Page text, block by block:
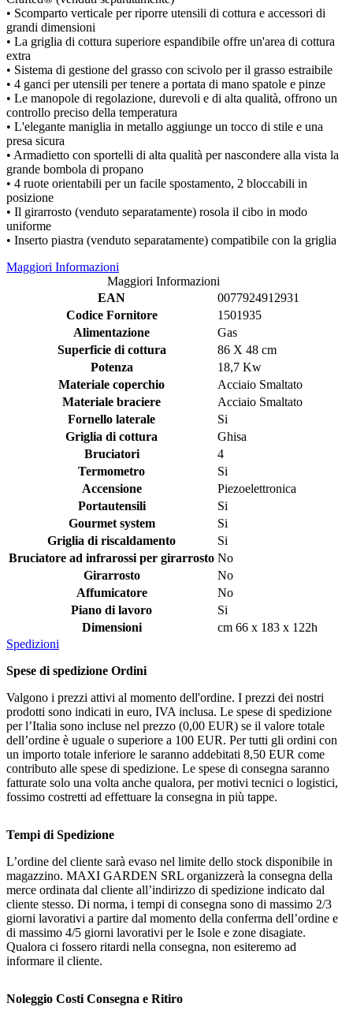
• Scomparto verticale per riporre utensili di cottura e accessori di
grandi dimensioni
• La griglia di cottura superiore espandibile offre un'area di cottura
extra
• Sistema di gestione del grasso con scivolo per il grasso estraibile
• 4 ganci per utensili per tenere a portata di mano spatole e pinze
• Le manopole di regolazione, durevoli e di alta qualità, offrono un
controllo preciso della temperatura
• L'elegante maniglia in metallo aggiunge un tocco di stile e una
presa sicura
• Armadietto con sportelli di alta qualità per nascondere alla vista la
grande bombola di propano
• 4 ruote orientabili per un facile spostamento, 2 bloccabili in
posizione
• Il girarrosto (venduto separatamente) rosola il cibo in modo
uniforme
• Inserto piastra (venduto separatamente) compatibile con la griglia
Maggiori Informazioni
Maggiori Informazioni
EAN
0077924912931
Codice Fornitore
1501935
Alimentazione
Gas
Superficie di cottura
86 X 48 cm
Potenza
18,7 Kw
Materiale coperchio
Acciaio Smaltato
Materiale braciere
Acciaio Smaltato
Fornello laterale
Si
Griglia di cottura
Ghisa
Bruciatori
4
Termometro
Si
Accensione
Piezoelettronica
Portautensili
Si
Gourmet system
Si
Griglia di riscaldamento
Si
Bruciatore ad infrarossi per girarrosto No
Girarrosto
No
Affumicatore
No
Piano di lavoro
Si
Dimensioni
cm 66 x 183 x 122h
Spedizioni
Spese di spedizione Ordini
Valgono i prezzi attivi al momento dell'ordine. I prezzi dei nostri
prodotti sono indicati in euro, IVA inclusa. Le spese di spedizione
per l’Italia sono incluse nel prezzo (0,00 EUR) se il valore totale
dell’ordine è uguale o superiore a 100 EUR. Per tutti gli ordini con
un importo totale inferiore le saranno addebitati 8,50 EUR come
contributo alle spese di spedizione. Le spese di consegna saranno
fatturate solo una volta anche qualora, per motivi tecnici o logistici,
fossimo costretti ad effettuare la consegna in più tappe.
Tempi di Spedizione
L’ordine del cliente sarà evaso nel limite dello stock disponibile in
magazzino. MAXI GARDEN SRL organizzerà la consegna della
merce ordinata dal cliente all’indirizzo di spedizione indicato dal
cliente stesso. Di norma, i tempi di consegna sono di massimo 2/3
giorni lavorativi a partire dal momento della conferma dell’ordine e
di massimo 4/5 giorni lavorativi per le Isole e zone disagiate.
Qualora ci fossero ritardi nella consegna, non esiteremo ad
informare il cliente.
Noleggio Costi Consegna e Ritiro